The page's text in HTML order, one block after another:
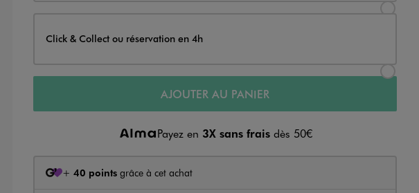
Click & Collect ou réservation en 4h
AJOUTER AU PANIER
Payez en 3X sans fraisdès 50€
+ 40 pointsgrâce à cet achat